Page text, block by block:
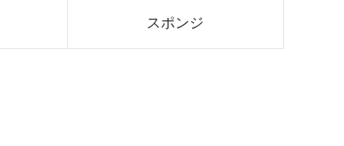
スポンジ